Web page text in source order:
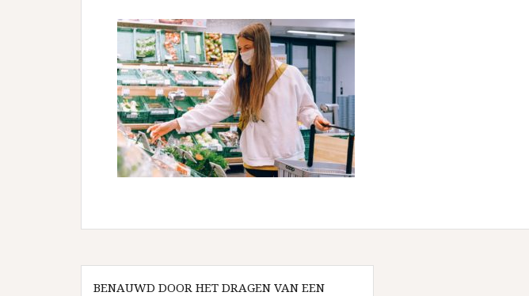
Bericht
navigatie
BENAUWD DOOR HET DRAGEN VAN EEN